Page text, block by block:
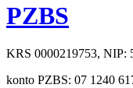
PZBS
KRS 0000219753, NIP:
konto PZBS: 07 1240